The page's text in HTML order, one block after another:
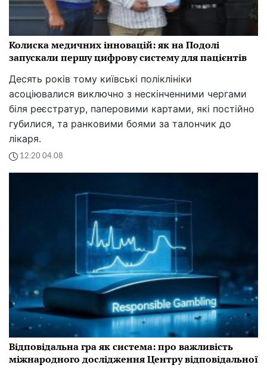
Колиска медичних інновацій: як на Подолі
запускали першу цифрову систему для пацієнтів
Десять років тому київські поліклініки
асоціювалися виключно з нескінченними чергами
біля реєстратур, паперовими картами, які постійно
губилися, та ранковими боями за талончик до
лікаря.
12:20 04.08
Відповідальна гра як система: про важливість
міжнародного дослідження Центру відповідальної